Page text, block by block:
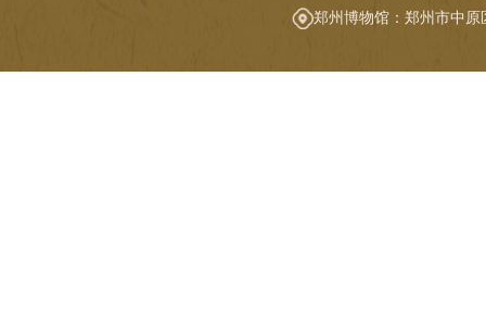
郑州博物馆：郑州市中原